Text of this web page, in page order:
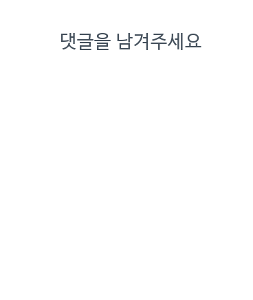
댓글을 남겨주세요